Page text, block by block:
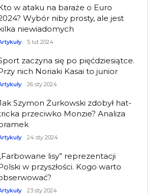
w ataku na baraże o Euro
Wybór niby prosty, ale jest
niewiadomych
5 lut 2024
zaczyna się po pięćdziesiątce.
nich Noriaki Kasai to junior
26 sty 2024
Szymon Żurkowski zdobył hat-
przeciwko Monzie? Analiza
24 sty 2024
lisy” reprezentacji
w przyszłości. Kogo warto
23 sty 2024